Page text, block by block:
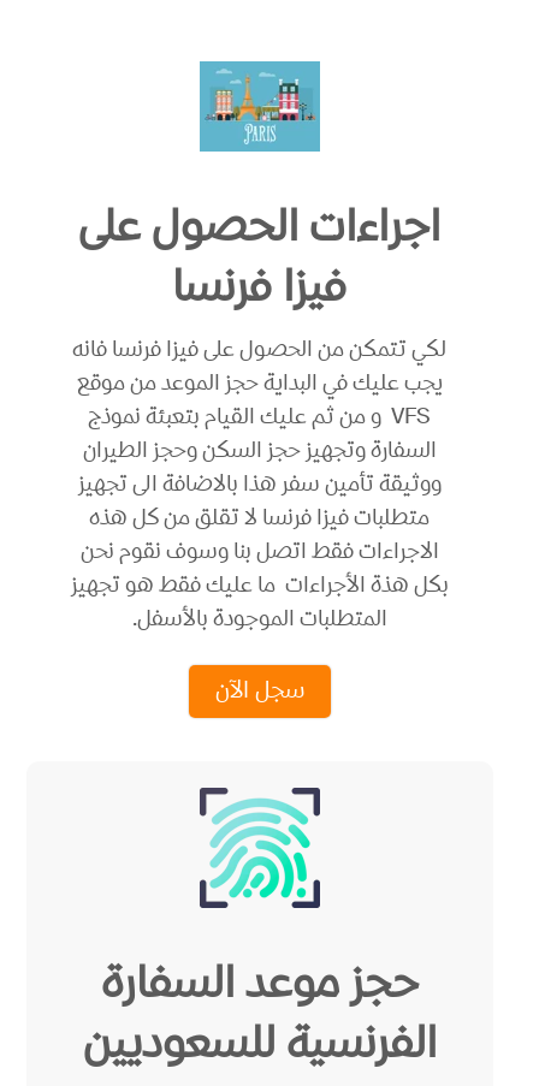
اجراءات الحصول على
فيزا فرنسا
لكي تتمكن من الحصول على فيزا فرنسا فانه
يجب عليك في البداية حجز الموعد من موقع
VFS و من ثم عليك القيام بتعبئة نموذج
السفارة وتجهيز حجز السكن وحجز الطيران
ووثيقة تأمين سفر هذا بالاضافة الى تجهيز
متطلبات فيزا فرنسا لا تقلق من كل هذه
الاجراءات فقط اتصل بنا وسوف نقوم نحن
بكل هذة الأجراءات ما عليك فقط هو تجهيز
المتطلبات الموجودة بالأسفل.
سجل الآن
حجز موعد السفارة
الفرنسية للسعوديين